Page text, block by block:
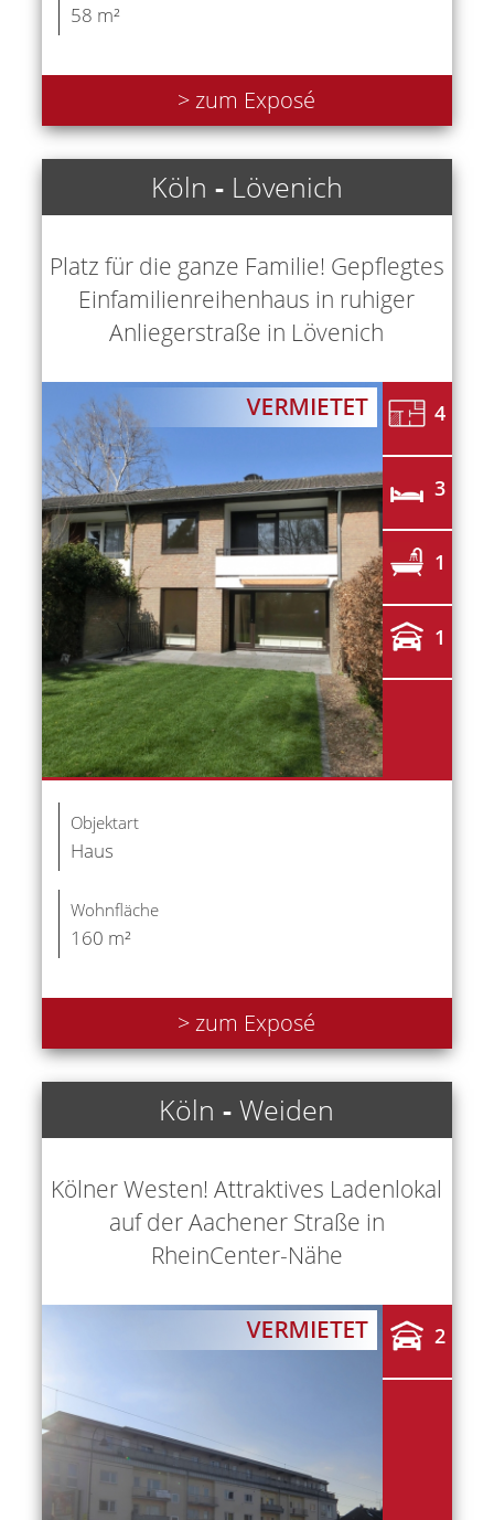
58 m²
> zum Exposé
Köln - Lövenich
Platz für die ganze Familie! Gepflegtes
Einfamilienreihenhaus in ruhiger
Anliegerstraße in Lövenich
4
3
1
1
Objektart
Haus
Wohnfläche
160 m²
> zum Exposé
Köln -Weiden
Kölner Westen! Attraktives Ladenlokal
auf der Aachener Straße in
RheinCenter-Nähe
2